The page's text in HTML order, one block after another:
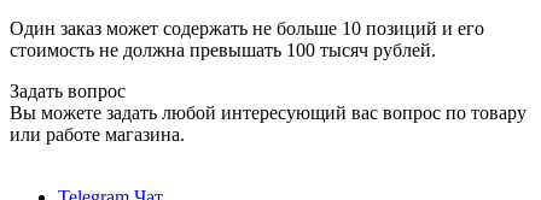
Один заказ может содержать не больше 10 позиций и его
стоимость не должна превышать 100 тысяч рублей.
Задать вопрос
Вы можете задать любой интересующий вас вопрос по товару
или работе магазина.